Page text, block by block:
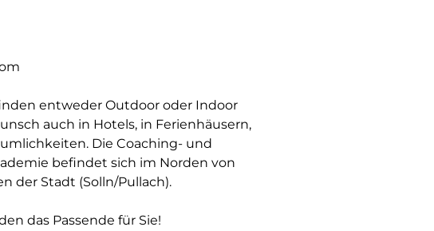
entweder Outdoor oder Indoor
auch in Hotels, in Ferienhäusern,
Die Coaching- und
befindet sich im Norden von
der Stadt (Solln/Pullach).
das Passende für Sie!